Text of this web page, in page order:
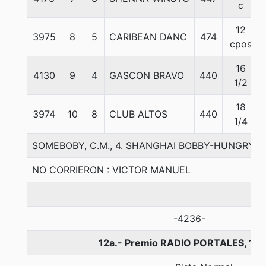
c
3975 8 5 CARIBEAN DANC 474
12
cpos
4130 9 4 GASCON BRAVO 440
16
1/2
3974 10 8 CLUB ALTOS 440
18
1/4
SOMEBOBY, C.M., 4. SHANGHAI BOBBY-HUNGRY
NO CORRIERON : VICTOR MANUEL
-4236-
12a.- Premio RADIO PORTALES,